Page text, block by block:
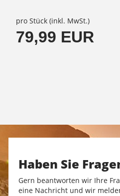
pro Stück (inkl. MwSt.)
79,99 EUR
Haben Sie
Gern beantworten wir Ihre
eine Nachricht und wir